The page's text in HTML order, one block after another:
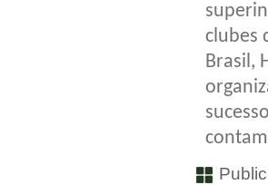
clubes
Brasil,